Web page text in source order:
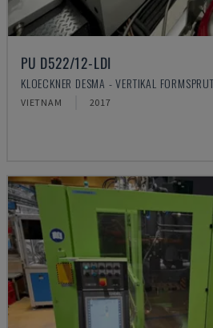
PU D522/12-LDI
KLOECKNER DESMA - VERTIKAL
VIETNAM 2017